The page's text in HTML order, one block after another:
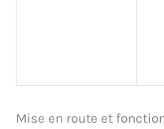
Mise en route et